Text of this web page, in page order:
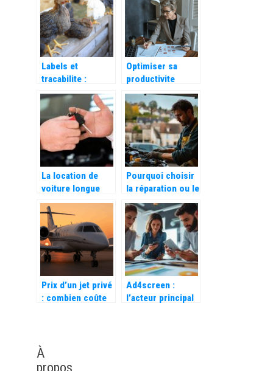
peuvent
rationaliser votre
activite ?
votre entreprise
Labels et
tracabilite :
comment bien
choisir sa volaille
?
Optimiser sa
productivite
grace a un
module de
gestion des
entretiens
La location de
voiture longue
durée pour les
PME et les start-
ups : une solution
de mobilité
flexible et adaptée
Pourquoi choisir
la réparation ou le
remplacement de
votre pare-brise à
Château-Chinon
Prix d’un jet privé
: combien coûte
Ad4screen :
l’acteur principal
À
propos